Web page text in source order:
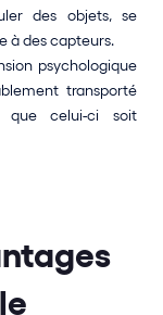
des objets, se
à des capteurs.
psychologique
transporté
que celui-ci soit